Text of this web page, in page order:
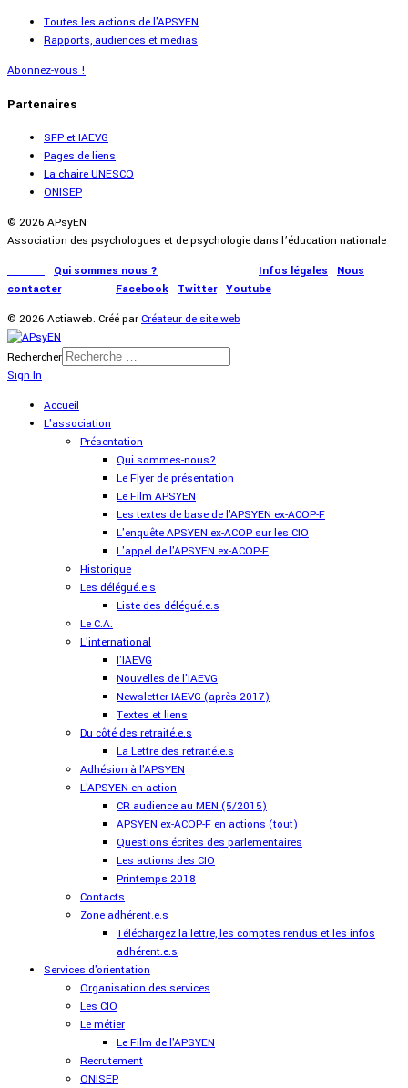
Toutes les actions de l'APSYEN
Rapports, audiences et medias
Abonnez-vous !
Partenaires
SFP et IAEVG
Pages de liens
La chaire UNESCO
ONISEP
© 2026 APsyEN
Association des psychologues et de psychologie dans l’éducation nationale
Qui sommes nous ? Infos légales
Nous
contacter| Facebook Twitter| Youtube
© 2026 Actiaweb. Créé parCréateur de site web
Rechercher
Sign In
Accueil
L'association
Présentation
Qui sommes-nous?
Le Flyer de présentation
Le Film APSYEN
Les textes de base de l'APSYEN ex-ACOP-F
L'enquête APSYEN ex-ACOP sur les CIO
L'appel de l'APSYEN ex-ACOP-F
Historique
Les délégué.e.s
Liste des délégué.e.s
Le C.A.
L'international
l'IAEVG
Nouvelles de l'IAEVG
Newsletter IAEVG (après 2017)
Textes et liens
Du côté des retraité.e.s
La Lettre des retraité.e.s
Adhésion à l'APSYEN
L'APSYEN en action
CR audience au MEN (5/2015)
APSYEN ex-ACOP-F en actions (tout)
Questions écrites des parlementaires
Les actions des CIO
Printemps 2018
Contacts
Zone adhérent.e.s
Téléchargez la lettre, les comptes rendus et les infos
adhérent.e.s
Services d'orientation
Organisation des services
Les CIO
Le métier
Le Film de l'APSYEN
Recrutement
ONISEP